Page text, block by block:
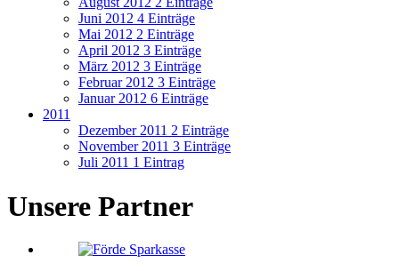
Juni 2012 4 Einträge
Mai 2012 2 Einträge
April 2012 3 Einträge
März 2012 3 Einträge
Februar 2012 3 Einträge
Januar 2012 6 Einträge
2011
Dezember 2011 2 Einträge
November 2011 3 Einträge
Juli 2011 1 Eintrag
Unsere Partner